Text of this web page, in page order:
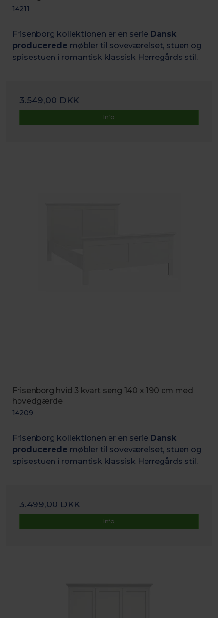
14211
Frisenborg kollektionen er en serie Dansk
producerede møbler til soveværelset, stuen og
spisestuen i romantisk klassisk Herregårds stil.
3.549,00 DKK
Info
Frisenborg hvid 3 kvart seng 140 x 190 cm med
hovedgærde
14209
Frisenborg kollektionen er en serie Dansk
producerede møbler til soveværelset, stuen og
spisestuen i romantisk klassisk Herregårds stil.
3.499,00 DKK
Info